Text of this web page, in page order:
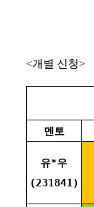
<개별 신청>
멘토
유*우
(231841)